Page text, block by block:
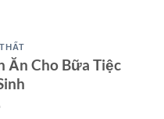
Ăn Cho Bữa Tiệc